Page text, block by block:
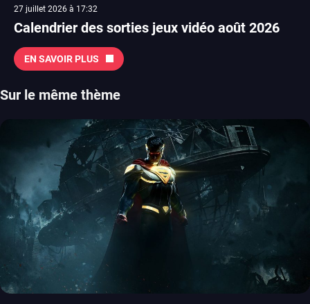
27 juillet 2026 à 17:32
Calendrier des sorties jeux vidéo août 2026
EN SAVOIR PLUS
Sur le même thème